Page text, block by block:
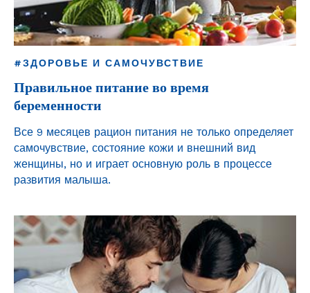
#ЗДОРОВЬЕ И САМОЧУВСТВИЕ
Правильное питание во время
беременности
Все 9 месяцев рацион питания не только определяет
самочувствие, состояние кожи и внешний вид
женщины, но и играет основную роль в процессе
развития малыша.